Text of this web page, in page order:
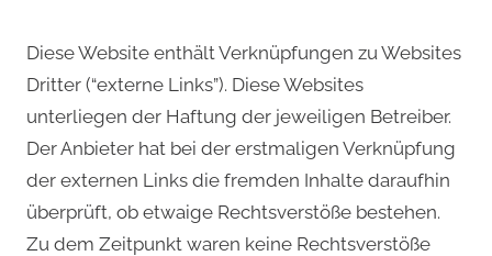
Diese Website enthält Verknüpfungen zu Websites
Dritter (“externe Links”). Diese Websites
unterliegen der Haftung der jeweiligen Betreiber.
Der Anbieter hat bei der erstmaligen Verknüpfung
der externen Links die fremden Inhalte daraufhin
überprüft, ob etwaige Rechtsverstöße bestehen.
Zu dem Zeitpunkt waren keine Rechtsverstöße